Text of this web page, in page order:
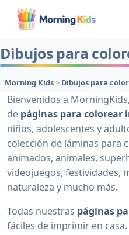
Dibujos para
Morning Kids> Dibujos para
Bienvenidos a
de páginas para colorear
niños, adolescentes y
colección de láminas para
animados, animales,
videojuegos, festividades,
naturaleza y mucho más.
Todas nuestras páginas
fáciles de imprimir en